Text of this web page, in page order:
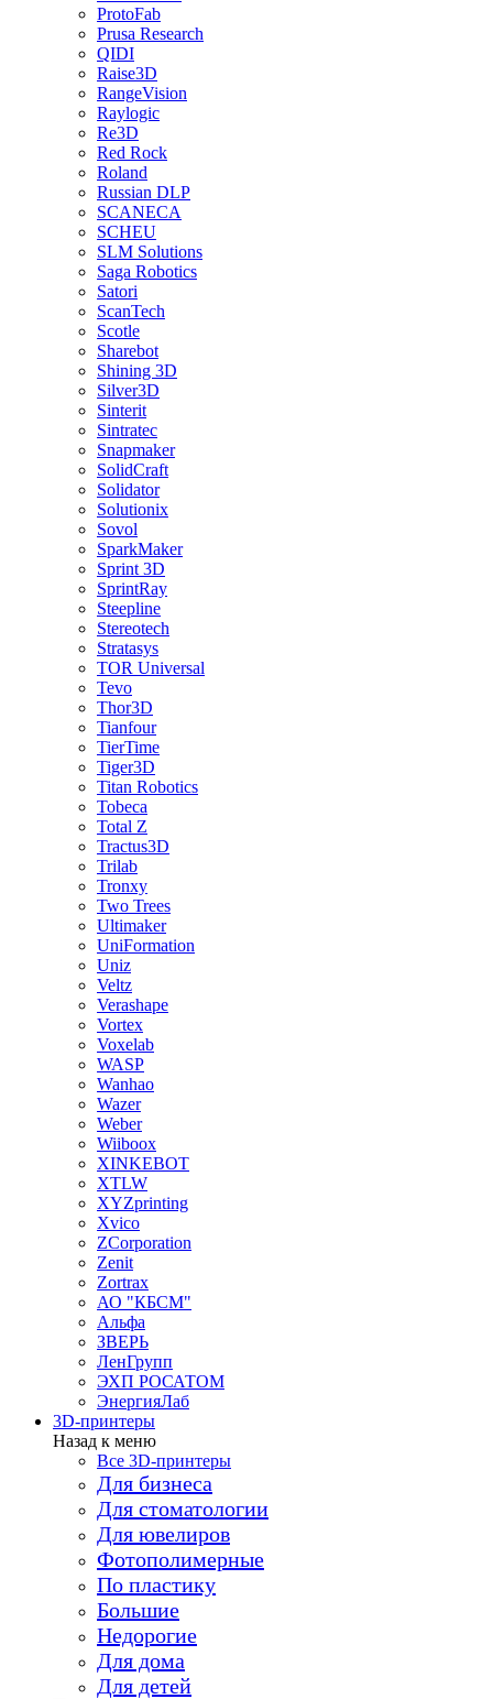
ProtoFab
Prusa Research
QIDI
Raise3D
RangeVision
Raylogic
Re3D
Red Rock
Roland
Russian DLP
SCANECA
SCHEU
SLM Solutions
Saga Robotics
Satori
ScanTech
Scotle
Sharebot
Shining 3D
Silver3D
Sinterit
Sintratec
Snapmaker
SolidCraft
Solidator
Solutionix
Sovol
SparkMaker
Sprint 3D
SprintRay
Steepline
Stereotech
Stratasys
TOR Universal
Tevo
Thor3D
Tianfour
TierTime
Tiger3D
Titan Robotics
Tobeca
Total Z
Tractus3D
Trilab
Tronxy
Two Trees
Ultimaker
UniFormation
Uniz
Veltz
Verashape
Vortex
Voxelab
WASP
Wanhao
Wazer
Weber
Wiiboox
XINKEBOT
XTLW
XYZprinting
Xvico
ZCorporation
Zenit
Zortrax
АО "КБСМ"
Альфа
ЗВЕРЬ
ЛенГрупп
ЭХП РОСАТОМ
ЭнергияЛаб
3D-принтеры
Назад к меню
Все 3D-принтеры
Для бизнеса
Для стоматологии
Для ювелиров
Фотополимерные
По пластику
Большие
Недорогие
Для дома
Для детей